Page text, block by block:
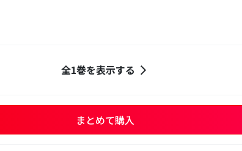
全1巻を表示する
まとめて購入